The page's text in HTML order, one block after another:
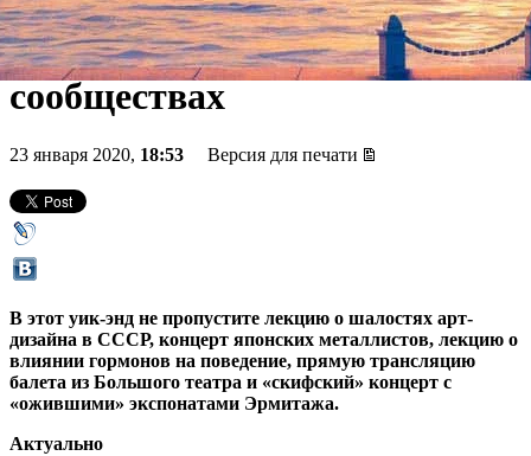
экспрессионизма» в Русском
музее, лекция о тайных
сообществах
23 января 2020, 18:53 Версия для печати
В этот уик-энд не пропустите лекцию о шалостях арт-
дизайна в СССР, концерт японских металлистов, лекцию о
влиянии гормонов на поведение, прямую трансляцию
балета из Большого театра и «скифский» концерт с
«ожившими» экспонатами Эрмитажа.
Актуально